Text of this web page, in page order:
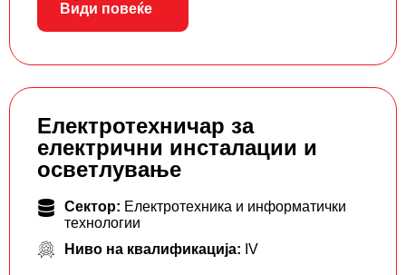
Види повеќе
Електротехничар за
електрични инсталации и
осветлување
Сектор: Електротехника и информатички
технологии
Ниво на квалификација: IV